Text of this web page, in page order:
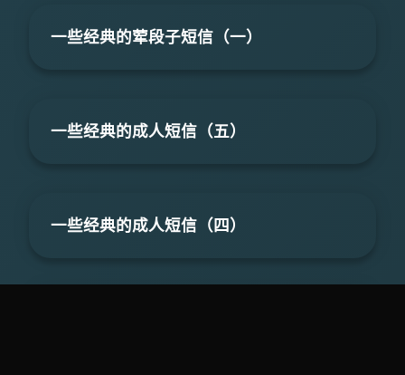
一些经典的荤段子短信（一）
一些经典的成人短信（五）
一些经典的成人短信（四）